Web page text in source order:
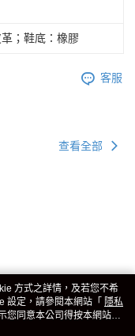
；鞋底：橡膠
客服
查看全部
方式之詳情，及若您不希
設定，請參閱本網站「 隱私
您同意本公司得按本網站使